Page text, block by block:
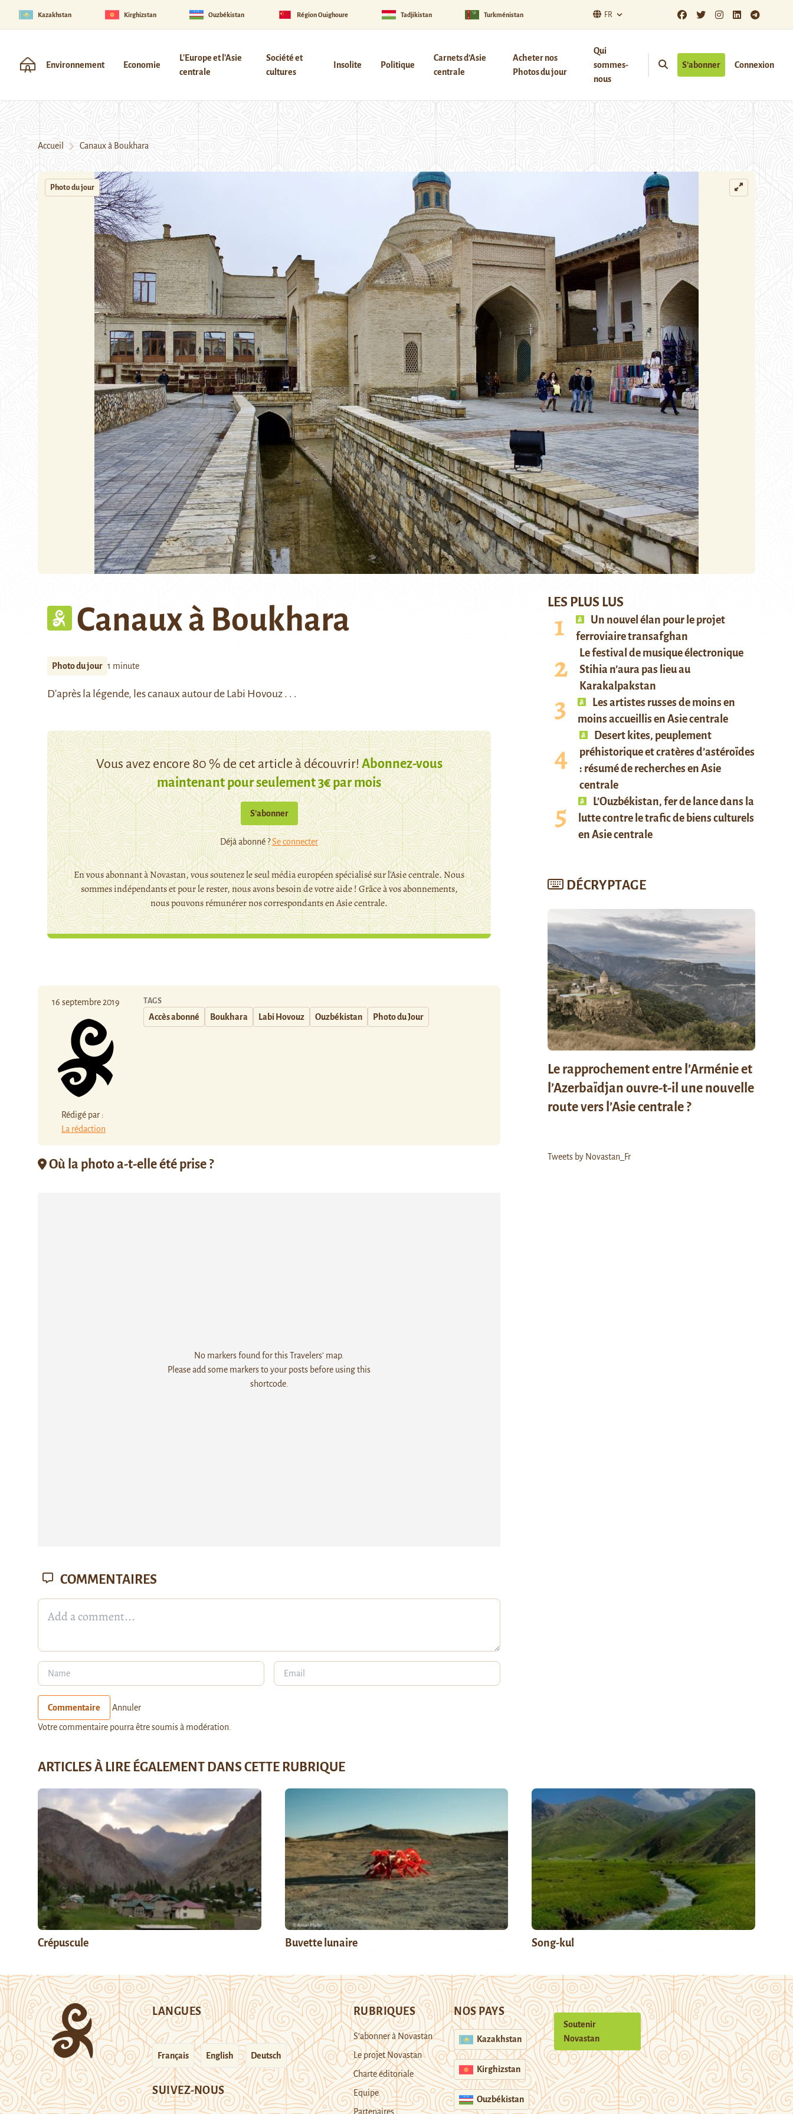
Kazakhstan Kirghizstan Ouzbékistan Région Ouïghoure Tadjikistan Turkménistan FR
Environnement Economie
L'Europe et l'Asie
centrale
Société et
cultures
Insolite Politique
Carnets d’Asie
centrale
Acheter nos
Photos du jour
Qui
sommes-
nous
S’abonner Connexion
Accueil Canaux à Boukhara
Photo du jour
Canaux à Boukhara
Photo du jour 1 minute
D'après la légende, les canaux autour de Labi Hovouz . . .
Vous avez encore 80 % de cet article à découvrir!Abonnez-vous
maintenant pour seulement 3€ par mois
S’abonner
Déjà abonné ?Se connecter
En vous abonnant à Novastan, vous soutenez le seul média européen spécialisé sur l'Asie centrale. Nous
sommes indépendants et pour le rester, nous avons besoin de votre aide ! Grâce à vos abonnements,
nous pouvons rémunérer nos correspondants en Asie centrale.
16 septembre 2019
Rédigé par :
La rédaction
TAGS
Accès abonné Boukhara Labi Hovouz Ouzbékistan Photo du Jour
Où la photo a-t-elle été prise ?
No markers found for this Travelers' map.
Please add some markers to your posts before using this
shortcode.
LES PLUS LUS
Un nouvel élan pour le projet
ferroviaire transafghan
Le festival de musique électronique
Stihia n’aura pas lieu au
Karakalpakstan
Les artistes russes de moins en
moins accueillis en Asie centrale
Desert kites, peuplement
préhistorique et cratères d’astéroïdes
: résumé de recherches en Asie
centrale
L’Ouzbékistan, fer de lance dans la
lutte contre le trafic de biens culturels
en Asie centrale
DÉCRYPTAGE
Le rapprochement entre l’Arménie et
l’Azerbaïdjan ouvre-t-il une nouvelle
route vers l’Asie centrale ?
Tweets by Novastan_Fr
COMMENTAIRES
Commentaire Annuler
Votre commentaire pourra être soumis à modération.
ARTICLES À LIRE ÉGALEMENT DANS CETTE RUBRIQUE
Crépuscule Buvette lunaire Song-kul
LANGUES
Français English Deutsch
SUIVEZ-NOUS
RUBRIQUES
S’abonner à Novastan
Le projet Novastan
Charte éditoriale
Equipe
Partenaires
NOS PAYS
Kazakhstan
Kirghizstan
Ouzbékistan
Soutenir
Novastan